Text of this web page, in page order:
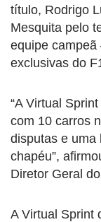
título, Rodrigo
Mesquita pelo
equipe
exclusivas do
“A Virtual
com 10 carros
disputas e uma
chapéu”,
Diretor Geral
A Virtual Sprint